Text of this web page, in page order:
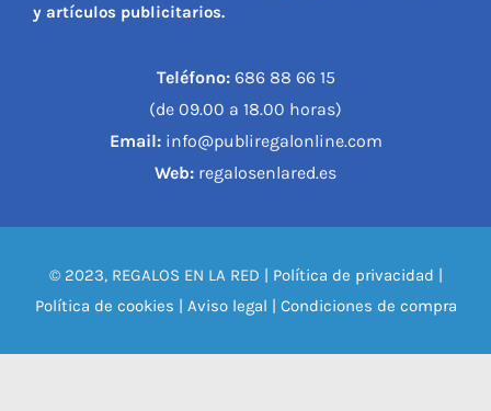
y artículos publicitarios.
Teléfono:686 88 66 15
(de 09.00 a 18.00 horas)
Email:info@publiregalonline.com
Web: regalosenlared.es
© 2023, REGALOS EN LA RED | Política de privacidad |
Política de cookies | Aviso legal | Condiciones de compra